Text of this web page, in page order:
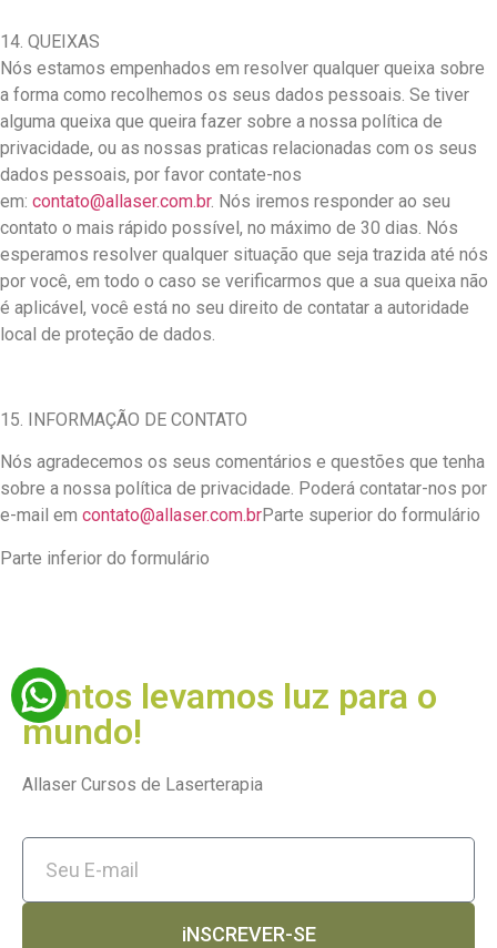
14. QUEIXAS
Nós estamos empenhados em resolver qualquer queixa sobre
a forma como recolhemos os seus dados pessoais. Se tiver
alguma queixa que queira fazer sobre a nossa política de
privacidade, ou as nossas praticas relacionadas com os seus
dados pessoais, por favor contate-nos
em: contato@allaser.com.br. Nós iremos responder ao seu
contato o mais rápido possível, no máximo de 30 dias. Nós
esperamos resolver qualquer situação que seja trazida até nós
por você, em todo o caso se verificarmos que a sua queixa não
é aplicável, você está no seu direito de contatar a autoridade
local de proteção de dados.
15. INFORMAÇÃO DE CONTATO
Nós agradecemos os seus comentários e questões que tenha
sobre a nossa política de privacidade. Poderá contatar-nos por
e-mail em contato@allaser.com.brParte superior do formulário
Parte inferior do formulário
Juntos levamos luz para o
mundo!
Allaser Cursos de Laserterapia
iNSCREVER-SE